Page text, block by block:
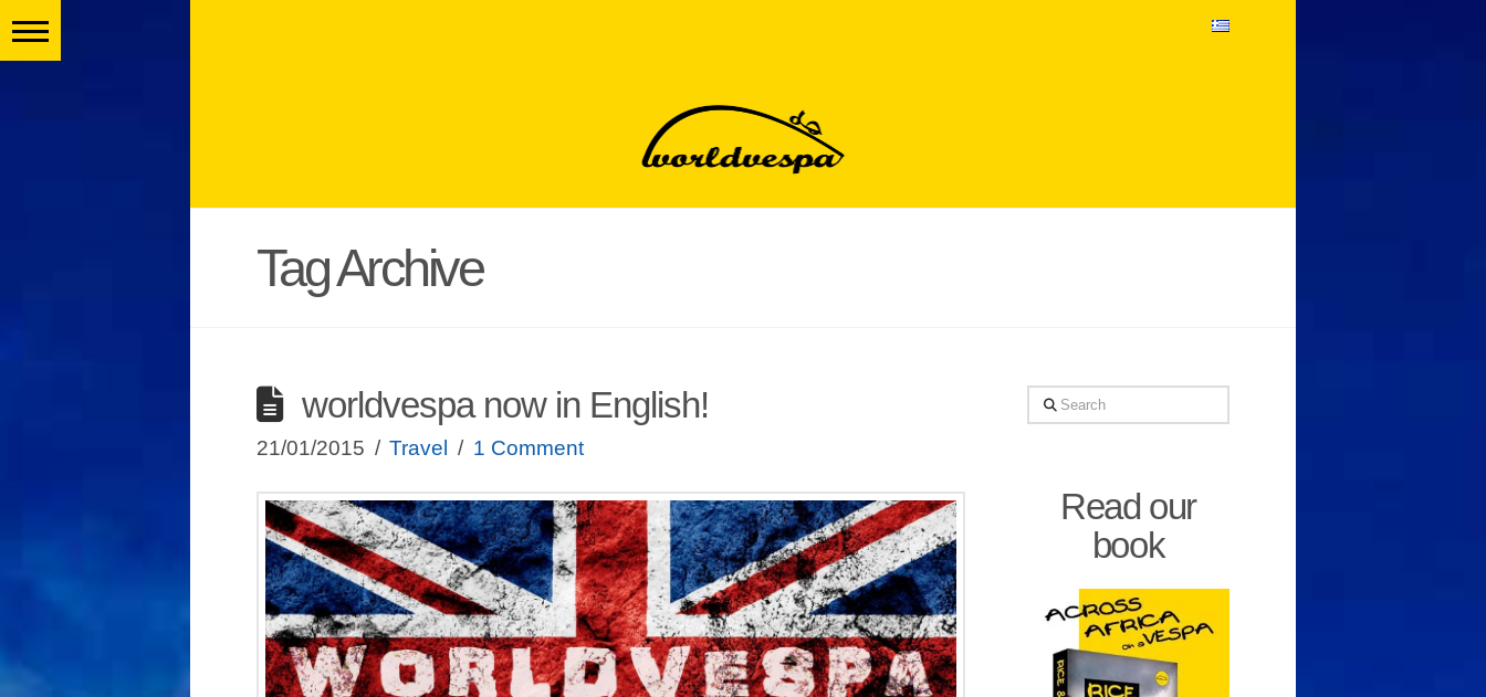
Tag Archive
worldvespa now in English!
21/01/2015 Travel 1 Comment
Search
Read our
book